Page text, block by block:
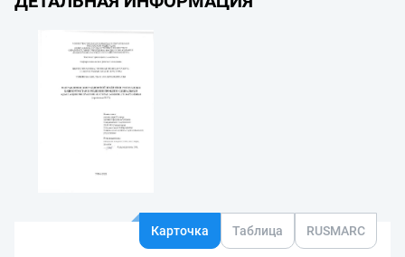
Карточка Таблица RUSMARC